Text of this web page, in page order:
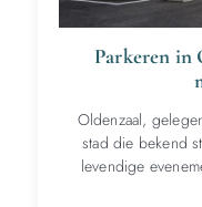
Parkeren in
Oldenzaal,
stad die bekend
levendige